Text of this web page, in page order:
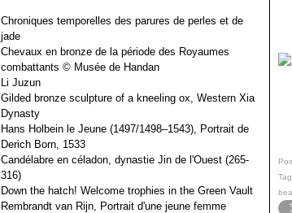
Chroniques temporelles des parures de perles et de
jade
Chevaux en bronze de la période des Royaumes
combattants © Musée de Handan
Li Juzun
Gilded bronze sculpture of a kneeling ox, Western Xia
Dynasty
Hans Holbein le Jeune (1497/1498–1543), Portrait de
Derich Born, 1533
Candélabre en céladon, dynastie Jin de l'Ouest (265-
316)
Down the hatch! Welcome trophies in the Green Vault
Rembrandt van Rijn, Portrait d'une jeune femme